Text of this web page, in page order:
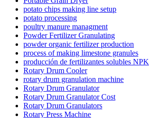
potato chips making line setup
potato processing
poultry manure managment
Powder Fertilizer Granulating
powder organic fertilizer production
process of making limestone granules
producción de fertilizantes solubles NPK
Rotary Drum Cooler
rotary drum granulation machine
Rotary Drum Granulator
Rotary Drum Granulator Cost
Rotary Drum Granulators
Rotary Press Machine